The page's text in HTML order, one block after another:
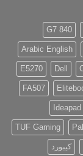
840 G7
Arabic English
Dell
E5270
FA507
Ideapad
TUF Gaming
كيبورد